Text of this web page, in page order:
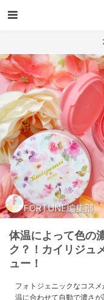
FORTUNE編集部
体温によって色の
ク？！カイリジュ
ュー！
フォトジェニックなコス
温に合わせて自動で濃さ